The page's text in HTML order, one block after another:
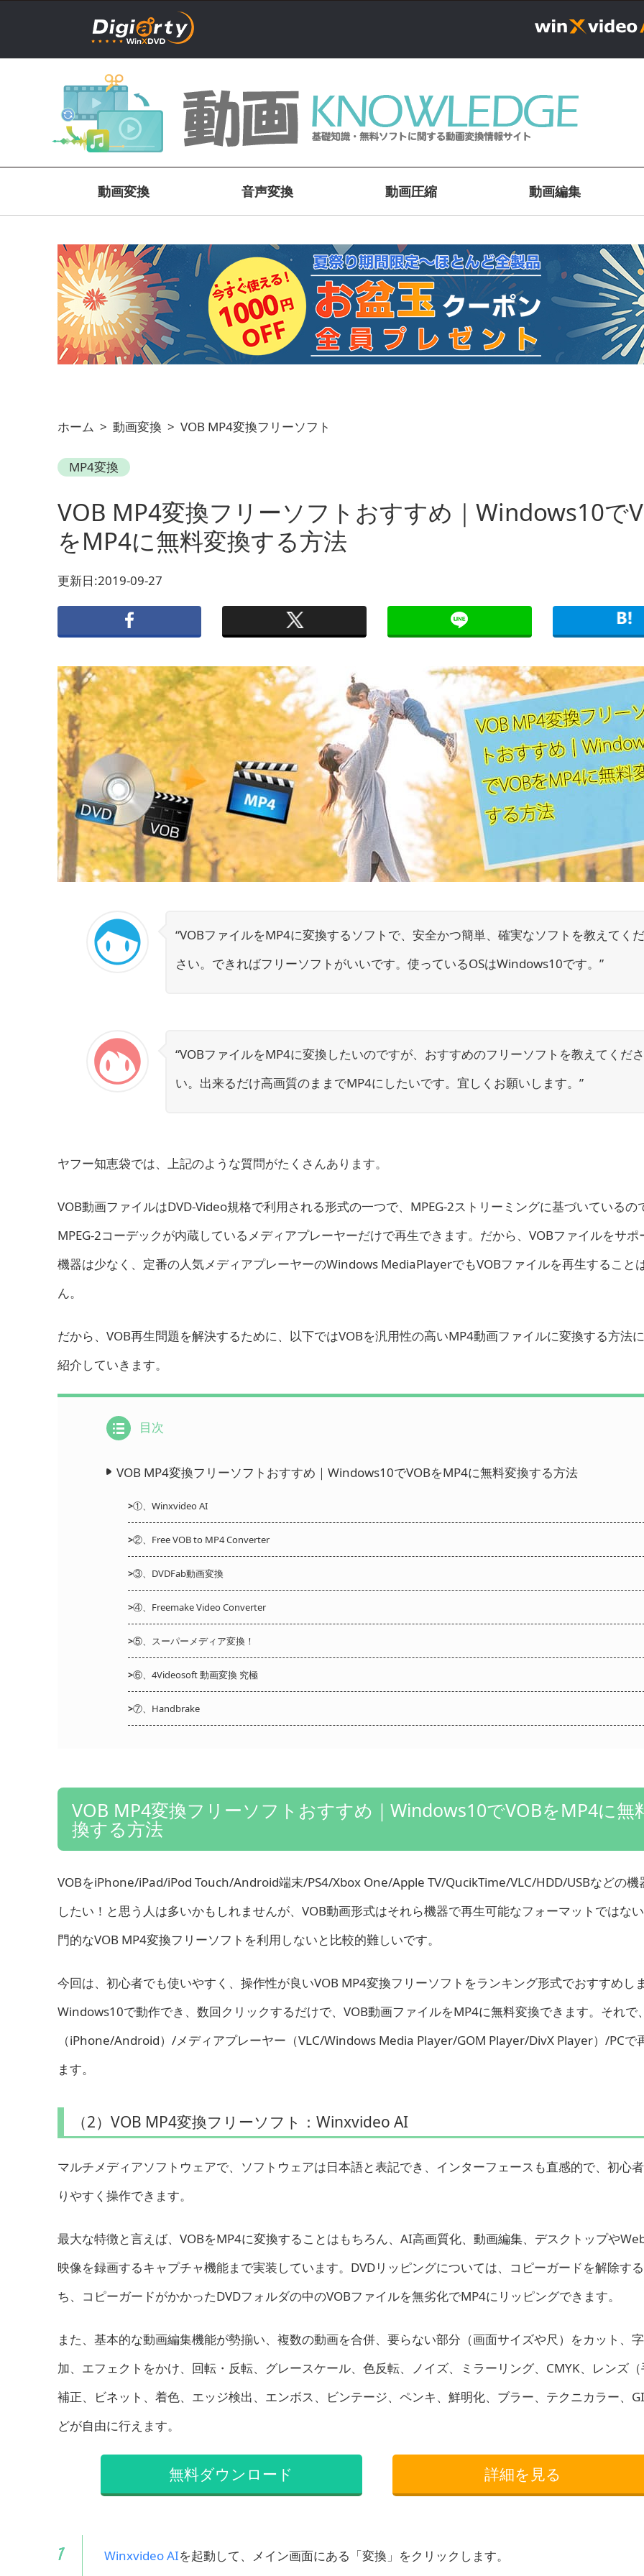
動画変換 音声変換 動画圧縮 動画編集
ホーム > 動画変換 > VOB MP4変換フリーソフト
MP4変換
VOB MP4変換フリーソフトおすすめ｜Windows10で
をMP4に無料変換する方法
更新日:2019-09-27
“VOBファイルをMP4に変換するソフトで、安全かつ簡単、確実なソフトを教えてくだ
さい。できればフリーソフトがいいです。使っているOSはWindows10です。”
“VOBファイルをMP4に変換したいのですが、おすすめのフリーソフトを教えてくださ
い。出来るだけ高画質のままでMP4にしたいです。宜しくお願いします。”
ヤフー知恵袋では、上記のような質問がたくさんあります。
VOB動画ファイルはDVD-Video規格で利用される形式の一つで、MPEG-2ストリーミングに基づいているの
MPEG-2コーデックが内蔵しているメディアプレーヤーだけで再生できます。だから、VOBファイルをサポ
機器は少なく、定番の人気メディアプレーヤーのWindows MediaPlayerでもVOBファイルを再生すること
ん。
だから、VOB再生問題を解決するために、以下ではVOBを汎用性の高いMP4動画ファイルに変換する方法
紹介していきます。
目次
VOB MP4変換フリーソフトおすすめ｜Windows10でVOBをMP4に無料変換する方法
>①、Winxvideo AI
>②、Free VOB to MP4 Converter
>③、DVDFab動画変換
>④、Freemake Video Converter
>⑤、スーパーメディア変換！
>⑥、4Videosoft 動画変換 究極
>⑦、Handbrake
VOB MP4変換フリーソフトおすすめ｜Windows10でVOBをMP4に無
換する方法
VOBをiPhone/iPad/iPod Touch/Android端末/PS4/Xbox One/Apple TV/QucikTime/VLC/HDD/USBなどの機
したい！と思う人は多いかもしれませんが、VOB動画形式はそれら機器で再生可能なフォーマットではな
門的なVOB MP4変換フリーソフトを利用しないと比較的難しいです。
今回は、初心者でも使いやすく、操作性が良いVOB MP4変換フリーソフトをランキング形式でおすすめしま
Windows10で動作でき、数回クリックするだけで、VOB動画ファイルをMP4に無料変換できます。それで
（iPhone/Android）/メディアプレーヤー（VLC/Windows Media Player/GOM Player/DivX Player）/PCで
ます。
（2）VOB MP4変換フリーソフト：Winxvideo AI
マルチメディアソフトウェアで、ソフトウェアは日本語と表記でき、インターフェースも直感的で、初心
りやすく操作できます。
最大な特徴と言えば、VOBをMP4に変換することはもちろん、AI高画質化、動画編集、デスクトップや
映像を録画するキャプチャ機能まで実装しています。DVDリッピングについては、コピーガードを解除す
ち、コピーガードがかかったDVDフォルダの中のVOBファイルを無劣化でMP4にリッピングできます。
また、基本的な動画編集機能が勢揃い、複数の動画を合併、要らない部分（画面サイズや尺）をカット、
加、エフェクトをかけ、回転・反転、グレースケール、色反転、ノイズ、ミラーリング、CMYK、レンズ（
補正、ビネット、着色、エッジ検出、エンボス、ビンテージ、ペンキ、鮮明化、ブラー、テクニカラー、
どが自由に行えます。
無料ダウンロード 詳細を見る
Winxvideo AIを起動して、メイン画面にある「変換」をクリックします。